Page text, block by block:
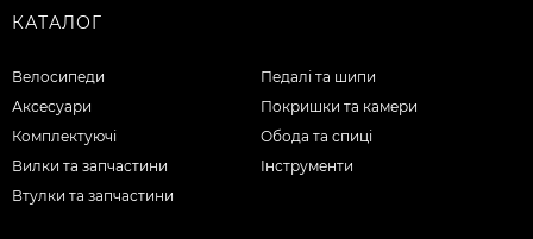
КАТАЛОГ
Велосипеди
Аксесуари
Комплектуючі
Вилки та запчастини
Втулки та запчастини
Педалі та шипи
Покришки та камери
Обода та спиці
Інструменти